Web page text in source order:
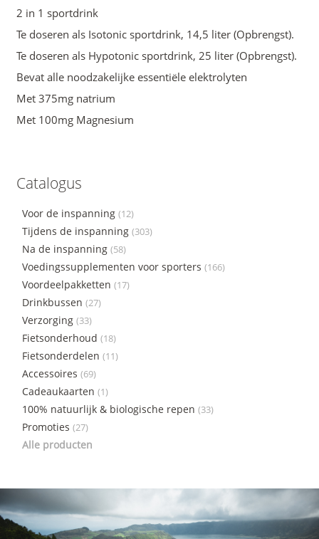
2 in 1 sportdrink
Te doseren als Isotonic sportdrink, 14,5 liter (Opbrengst).
Te doseren als Hypotonic sportdrink, 25 liter (Opbrengst).
Bevat alle noodzakelijke essentiële elektrolyten
Met 375mg natrium
Met 100mg Magnesium
Catalogus
Voor de inspanning (12)
Tijdens de inspanning (303)
Na de inspanning (58)
Voedingssupplementen voor sporters (166)
Voordeelpakketten (17)
Drinkbussen (27)
Verzorging (33)
Fietsonderhoud (18)
Fietsonderdelen (11)
Accessoires (69)
Cadeaukaarten (1)
100% natuurlijk & biologische repen (33)
Promoties (27)
Alle producten